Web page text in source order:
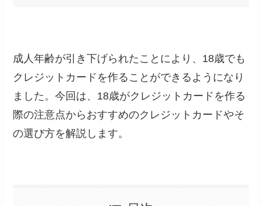
成人年齢が引き下げられたことにより、18歳でも
クレジットカードを作ることができるようになり
ました。今回は、18歳がクレジットカードを作る
際の注意点からおすすめのクレジットカードやそ
の選び方を解説します。